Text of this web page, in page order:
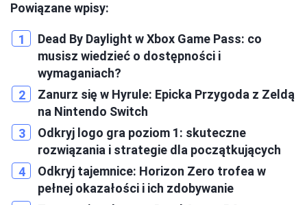
Powiązane wpisy:
Dead By Daylight w Xbox Game Pass: co
musisz wiedzieć o dostępności i
wymaganiach?
Zanurz się w Hyrule: Epicka Przygoda z Zeldą
na Nintendo Switch
Odkryj logo gra poziom 1: skuteczne
rozwiązania i strategie dla początkujących
Odkryj tajemnice: Horizon Zero trofea w
pełnej okazałości i ich zdobywanie